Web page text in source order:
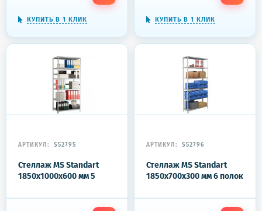
КУПИТЬ В 1 КЛИК КУПИТЬ В 1 КЛИК
АРТИКУЛ: S52795
Стеллаж MS Standart
1850x1000x600 мм 5
АРТИКУЛ: S52796
Стеллаж MS Standart
1850x700x300 мм 6 полок